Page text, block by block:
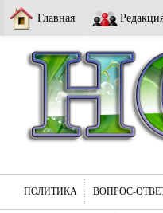
Главная
ПОЛИТИКА ВОПРОС-